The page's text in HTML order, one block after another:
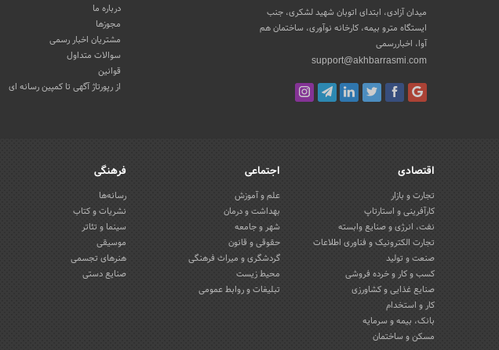
میدان آزادی، ابتدای اتوبان شهید لشکری، جنب
ایستگاه مترو بیمه، کارخانه نوآوری، ساختمان هم
آوا، اخباررسمی
support@akhbarrasmi.com
درباره ما
مجوزها
مشتریان اخبار رسمی
سوالات متداول
قوانین
از رپورتاژ آگهی تا کمپین رسانه ای
اقتصادی
تجارت و بازار
کارآفرینی و استارتاپ
نفت، انرژی و صنایع وابسته
تجارت الکترونیک و فناوری اطلاعات
صنعت و تولید
کسب و کار و خرده فروشی
صنایع غذایی و کشاورزی
کار و استخدام
بانک، بیمه و سرمایه
مسکن و ساختمان
اجتماعی
علم و آموزش
بهداشت و درمان
شهر و جامعه
حقوقی و قانون
گردشگری و میراث فرهنگی
محیط زیست
تبلیغات و روابط عمومی
فرهنگی
رسانه‌ها
نشریات و کتاب
سینما و تئاتر
موسیقی
هنرهای تجسمی
صنایع دستی